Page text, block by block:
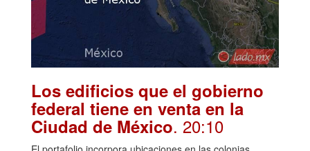
Los edificios que el gobierno
federal tiene en venta en la
Ciudad de México. 20:10